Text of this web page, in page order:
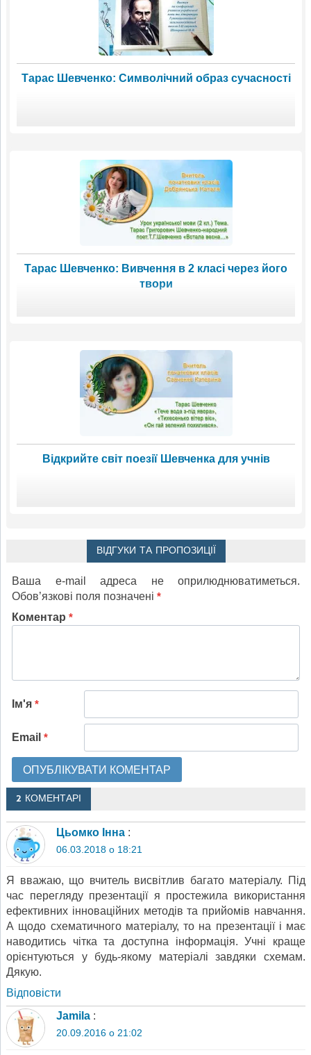
Тарас Шевченко: Символічний образ сучасності
Тарас Шевченко: Вивчення в 2 класі через його
твори
Відкрийте світ поезії Шевченка для учнів
ВІДГУКИ ТА ПРОПОЗИЦІЇ
Ваша e-mail адреса не оприлюднюватиметься.
Обов’язкові поля позначені *
Коментар *
Ім'я *
Email *
2 КОМЕНТАРІ
Цьомко Інна :
06.03.2018 о 18:21
Я вважаю, що вчитель висвітлив багато матеріалу. Під
час перегляду презентації я простежила використання
ефективних інноваційних методів та прийомів навчання.
А щодо схематичного матеріалу, то на презентації і має
наводитись чітка та доступна інформація. Учні краще
орієнтуються у будь-якому матеріалі завдяки схемам.
Дякую.
Відповіcти
Jamila :
20.09.2016 о 21:02